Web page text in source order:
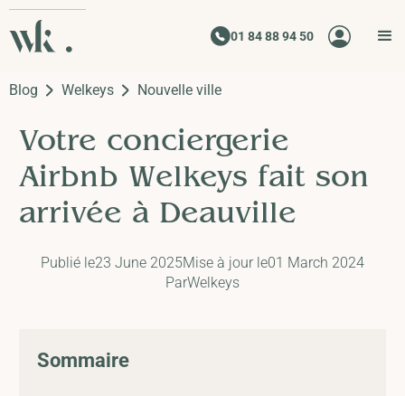
01 84 88 94 50
Blog Welkeys Nouvelle ville
Votre conciergerie
Airbnb Welkeys fait son
arrivée à Deauville
Publié le23 June 2025Mise à jour le01 March 2024
ParWelkeys
Sommaire